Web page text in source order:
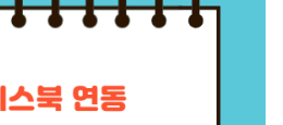
니다. 1. 문제의 발단 오래간만에 워드프레스
력되었답니다. 좀 기다리면 되겠거니 했는데